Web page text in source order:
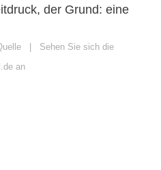
der Grund: eine
| Sehen Sie sich die
an